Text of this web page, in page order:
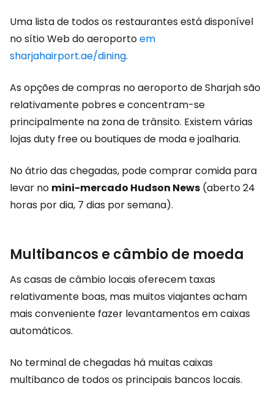
Uma lista de todos os restaurantes está disponível
no sítio Web do aeroportoem
sharjahairport.ae/dining.
As opções de compras no aeroporto de Sharjah são
relativamente pobres e concentram-se
principalmente na zona de trânsito. Existem várias
lojas duty free ou boutiques de moda e joalharia.
No átrio das chegadas, pode comprar comida para
levar no mini-mercado Hudson News (aberto 24
horas por dia, 7 dias por semana).
Multibancos e câmbio de moeda
As casas de câmbio locais oferecem taxas
relativamente boas, mas muitos viajantes acham
mais conveniente fazer levantamentos em caixas
automáticos.
No terminal de chegadas há muitas caixas
multibanco de todos os principais bancos locais.